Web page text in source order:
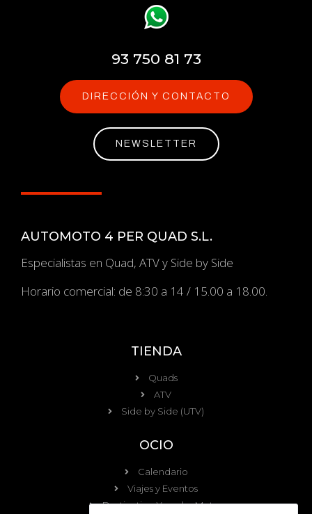
93 750 81 73
DIRECCIÓN Y CONTACTO
NEWSLETTER
AUTOMOTO 4 PER QUAD S.L.
Especialistas en Quad, ATV y Side by Side
Horario comercial: de 8:30 a 14 / 15.00 a 18.00.
TIENDA
Quads
ATV
Side by Side (UTV)
OCIO
Calendario
Viajes y Eventos
Destination Yamaha Motor